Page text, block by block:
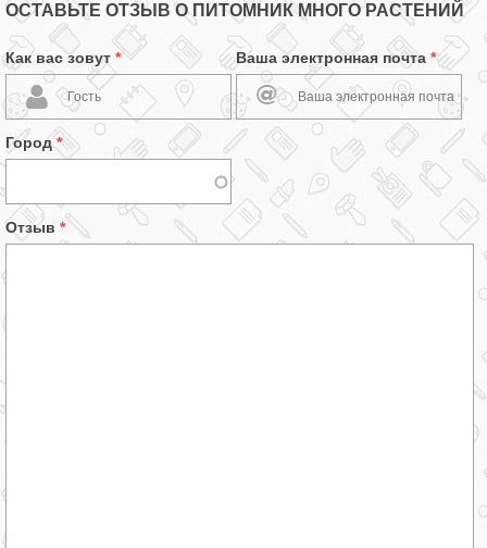
ОСТАВЬТЕ ОТЗЫВ О ПИТОМНИК МНОГО РАСТЕНИЙ
Как вас зовут * Ваша электронная почта *
Город*
Отзыв *